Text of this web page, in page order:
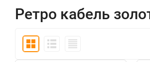
Ретро кабель